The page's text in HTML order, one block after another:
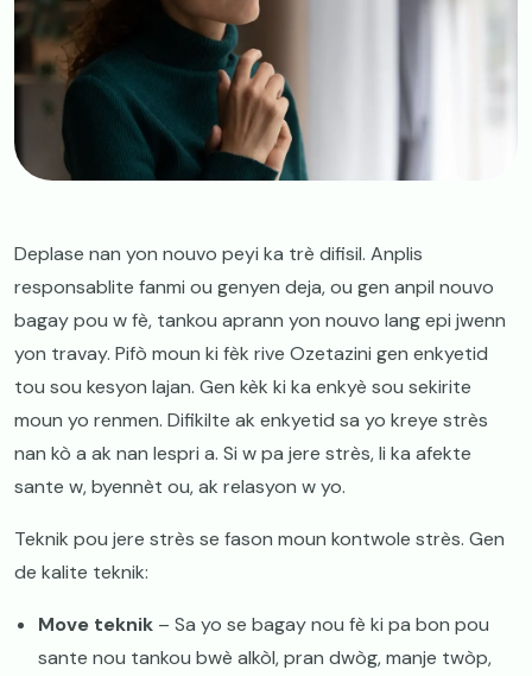
​​Deplase nan yon nouvo peyi ka trè difisil. Anplis
responsablite fanmi ou genyen deja, ou gen anpil nouvo
bagay pou w fè, tankou aprann yon nouvo lang epi jwenn
yon travay. Pifò moun ki fèk rive Ozetazini gen enkyetid
tou sou kesyon lajan. Gen kèk ki ka enkyè sou sekirite
moun yo renmen. Difikilte ak enkyetid sa yo kreye strès
nan kò a ak nan lespri a. Si w pa jere strès, li ka afekte
sante w, byennèt ou, ak relasyon w yo.
​Teknik pou jere strès se fason moun kontwole strès. Gen
de kalite teknik:
​Move teknik – Sa yo se bagay nou fè ki pa bon pou
sante nou tankou bwè alkòl, pran dwòg, manje twòp,